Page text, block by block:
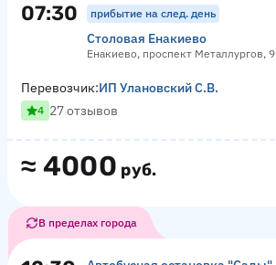
07:30 прибытие на след. день
Столовая Енакиево
Енакиево, проспект Металлургов, 9
≈ 4000 руб.
Перевозчик:ИП Улановский С.В.
4 27 отзывов
В пределах города